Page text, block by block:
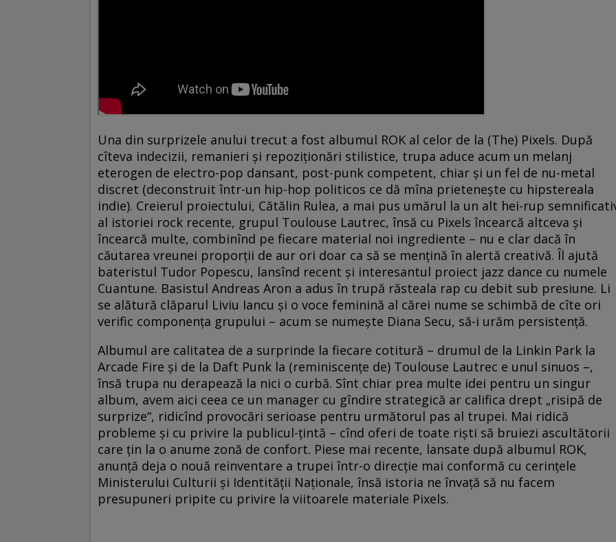
Una din surprizele anului trecut a fost albumul ROK al celor de la (The) Pixels. După
cîteva indecizii, remanieri și repoziționări stilistice, trupa aduce acum un melanj
eterogen de electro-pop dansant, post-punk competent, chiar și un fel de nu-metal
discret (deconstruit într-un hip-hop politicos ce dă mîna prietenește cu hipstereala
indie). Creierul proiectului, Cătălin Rulea, a mai pus umărul la un alt hei-rup
al istoriei rock recente, grupul Toulouse Lautrec, însă cu Pixels încearcă altceva și
încearcă multe, combinînd pe fiecare material noi ingrediente – nu e clar dacă în
căutarea vreunei proporții de aur ori doar ca să se mențină în alertă creativă. Îl ajută
bateristul Tudor Popescu, lansînd recent și interesantul proiect jazz dance cu numele
Cuantune. Basistul Andreas Aron a adus în trupă răsteala rap cu debit sub presiune. Li
se alătură clăparul Liviu Iancu și o voce feminină al cărei nume se schimbă de cîte ori
verific componența grupului – acum se numește Diana Secu, să-i urăm persistență.
Albumul are calitatea de a surprinde la fiecare cotitură – drumul de la Linkin Park la
Arcade Fire și de la Daft Punk la (reminiscențe de) Toulouse Lautrec e unul sinuos –,
însă trupa nu derapează la nici o curbă. Sînt chiar prea multe idei pentru un singur
album, avem aici ceea ce un manager cu gîndire strategică ar califica drept „risipă de
surprize“, ridicînd provocări serioase pentru următorul pas al trupei. Mai ridică
probleme și cu privire la publicul-țintă – cînd oferi de toate riști să bruiezi ascultătorii
care țin la o anume zonă de confort. Piese mai recente, lansate după albumul ROK,
anunță deja o nouă reinventare a trupei într-o direcție mai conformă cu cerințele
Ministerului Culturii şi Identității Naționale, însă istoria ne învață să nu facem
presupuneri pripite cu privire la viitoarele materiale Pixels.